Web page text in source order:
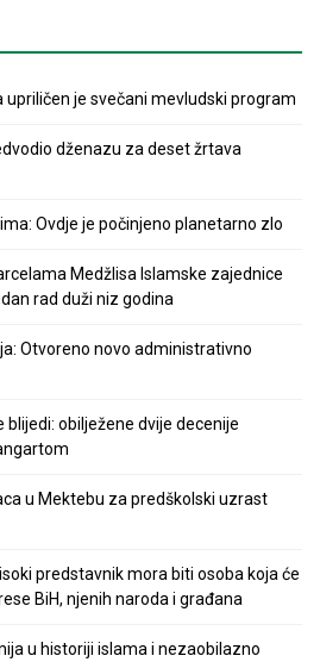
upriličen je svečani mevludski program
dženazu za deset žrtava
Ovdje je počinjeno planetarno zlo
Medžlisa Islamske zajednice
rad duži niz godina
Otvoreno novo administrativno
blijedi: obilježene dvije decenije
u Mektebu za predškolski uzrast
predstavnik mora biti osoba koja će
BiH, njenih naroda i građana
u historiji islama i nezaobilazno